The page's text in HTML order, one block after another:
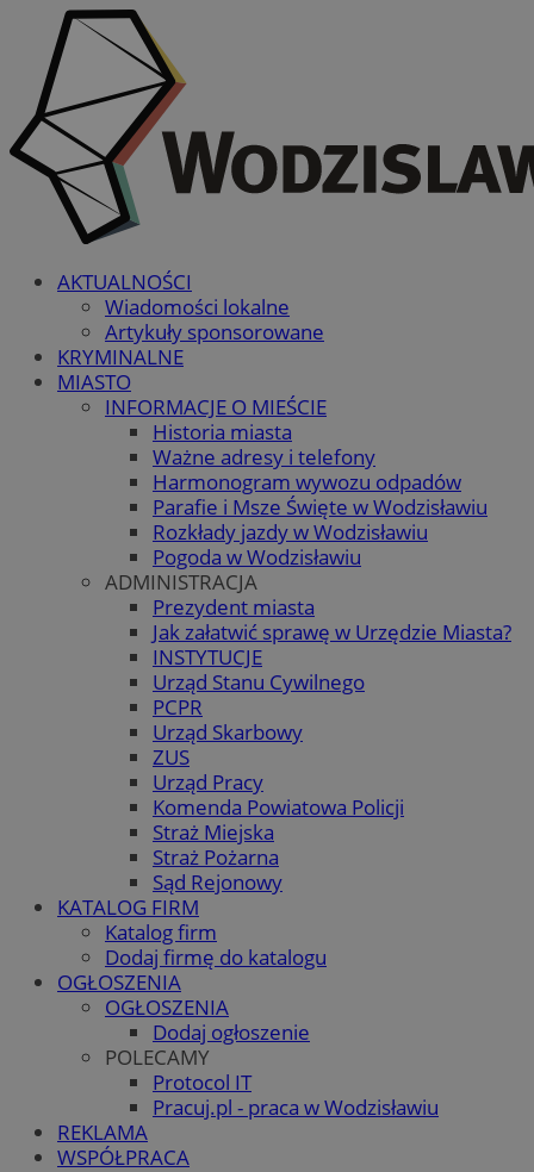
AKTUALNOŚCI
Wiadomości lokalne
Artykuły sponsorowane
KRYMINALNE
MIASTO
INFORMACJE O MIEŚCIE
Historia miasta
Ważne adresy i telefony
Harmonogram wywozu odpadów
Parafie i Msze Święte w Wodzisławiu
Rozkłady jazdy w Wodzisławiu
Pogoda w Wodzisławiu
ADMINISTRACJA
Prezydent miasta
Jak załatwić sprawę w Urzędzie Miasta?
INSTYTUCJE
Urząd Stanu Cywilnego
PCPR
Urząd Skarbowy
ZUS
Urząd Pracy
Komenda Powiatowa Policji
Straż Miejska
Straż Pożarna
Sąd Rejonowy
KATALOG FIRM
Katalog firm
Dodaj firmę do katalogu
OGŁOSZENIA
OGŁOSZENIA
Dodaj ogłoszenie
POLECAMY
Protocol IT
Pracuj.pl - praca w Wodzisławiu
REKLAMA
WSPÓŁPRACA